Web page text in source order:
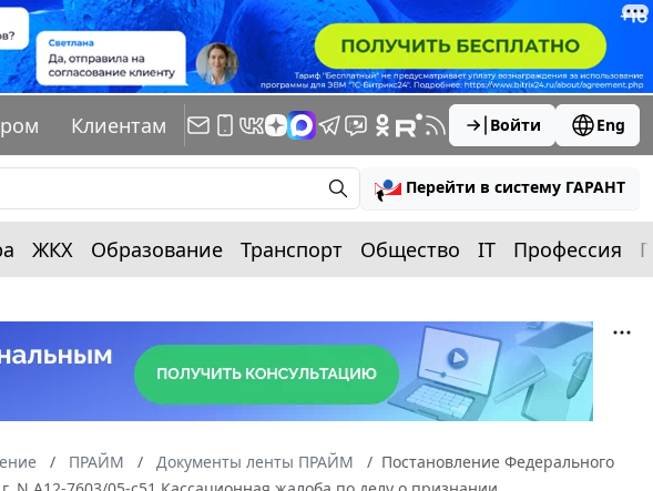
Клиентам Войти Eng
Перейти в систему ГАРАНТ
ЖКХ Образование Транспорт Общество IT Профессия
ПРАЙМ Документы ленты ПРАЙМ
Постановление Федерального